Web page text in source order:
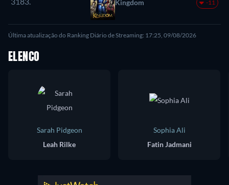
Kingdom -11
Última atualização do Ranking Diário de Streaming: 17:25, 09/08/2026
ELENCO
Sarah Pidgeon
Leah Rilke
Sophia Ali
Fatin Jadmani